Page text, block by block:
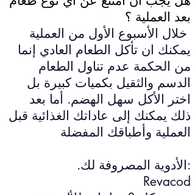
بعد العملية ؟
خلال الأسبوع الأول من العملية
يمكنك ان تأكل الطعام العادي إنما
من الحكمة عدم تناول الطعام
الدسم والثقيل بكميات كبيرة بل
اختر الأكل سهل الهضم. أما بعد
ذلك يمكنك إلى عاداتك الغذائية قبل
العملية وأطباقك المفضلة
:الأدوية المصروفة لك.
Revacod